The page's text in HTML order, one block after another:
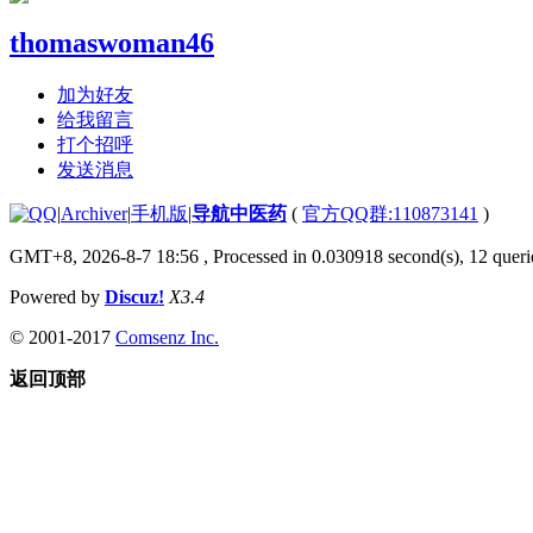
thomaswoman46
加为好友
给我留言
打个招呼
发送消息
|Archiver|手机版|导航中医药 ( 官方QQ群:110873141 )
GMT+8, 2026-8-7 18:56 , Processed in 0.030918 second(s), 12
Powered by Discuz! X3.4
© 2001-2017 Comsenz Inc.
返回顶部